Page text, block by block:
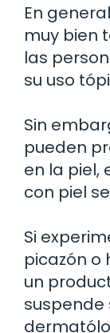
En
muy bien
las
su uso
Sin
pueden
en la piel,
con piel
Si
picazón o
un
suspende